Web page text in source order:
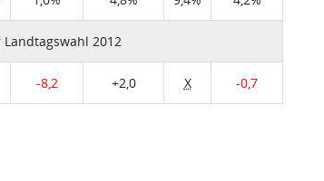
2012
-8,2 +2,0 X -0,7